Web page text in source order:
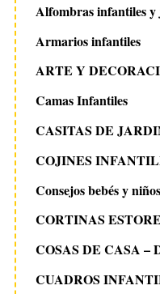
Alfombras infantiles y
Armarios infantiles
ARTE Y
Camas Infantiles
CASITAS DE
COJINES
Consejos bebés y niños
CORTINAS
COSAS DE CASA
CUADROS